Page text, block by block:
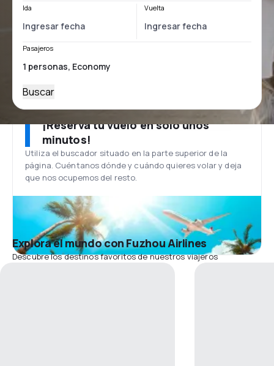
Ida Vuelta
Pasajeros
Buscar
¡Reserva tu vuelo en solo unos
minutos!
Utiliza el buscador situado en la parte superior de la
página. Cuéntanos dónde y cuándo quieres volar y deja
que nos ocupemos del resto.
Explora el mundo con Fuzhou Airlines
Descubre los destinos favoritos de nuestros viajeros